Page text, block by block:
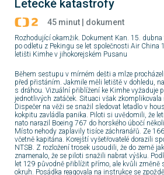
20:20 ZPRÁVY
Bilance: Proč
se nerodí děti
21:29
Výsledky
losování
Šťastných 10 a
Extra Renty
21:30 ZÁBAVA
Ten, kdo tančí
a zpívá
18:50
českém
znakovém
jazyce
Milionový
brouk
20:55 FILM
Dotek Medusy
Letecké katastrofy
45 minut | dokument
Rozhodující okamžik. Dokument Kan. 15.
po odletu z Pekingu se let společnosti Air
letišti Kimhe v jihokorejském Pusanu
Během sestupu v mírném dešti a mlze
před přistáním. Jakmile měli letiště v dohledu,
s dráhou. Vizuální přiblížení ke Kimhe vyžaduje
jednotlivých zatáček. Situaci však
Dispečer na věži se snažil sledovat letadlo v
kokpitu zavládla panika. Piloti si uvědomili, že
nato narazil Boeing 767 do horského úbočí
Místo nehody zaplavily tisíce záchranářů. Ze
včetně kapitána. Korejští vyšetřovatelé dorazili
NTSB. Z rozložení trosek usoudili, že do země
znamenalo, že se piloti snažili nabrat výšku.
let 129 původně přiblížit přímo, ale kvůli změně
okruh. Posádka reagovala na instrukce se